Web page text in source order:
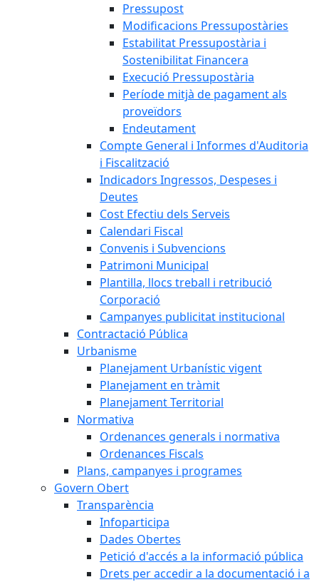
Pressupost
Modificacions Pressupostàries
Estabilitat Pressupostària i
Sostenibilitat Financera
Execució Pressupostària
Període mitjà de pagament als
proveïdors
Endeutament
Compte General i Informes d'Auditoria
i Fiscalització
Indicadors Ingressos, Despeses i
Deutes
Cost Efectiu dels Serveis
Calendari Fiscal
Convenis i Subvencions
Patrimoni Municipal
Plantilla, llocs treball i retribució
Corporació
Campanyes publicitat institucional
Contractació Pública
Urbanisme
Planejament Urbanístic vigent
Planejament en tràmit
Planejament Territorial
Normativa
Ordenances generals i normativa
Ordenances Fiscals
Plans, campanyes i programes
Govern Obert
Transparència
Infoparticipa
Dades Obertes
Petició d'accés a la informació pública
Drets per accedir a la documentació i a